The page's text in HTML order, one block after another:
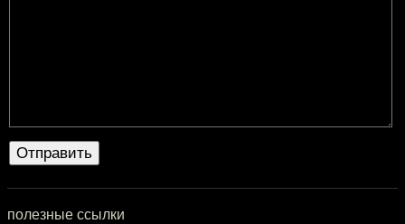
полезные ссылки